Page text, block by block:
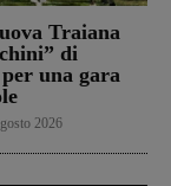
Traiana
di
una gara
2026